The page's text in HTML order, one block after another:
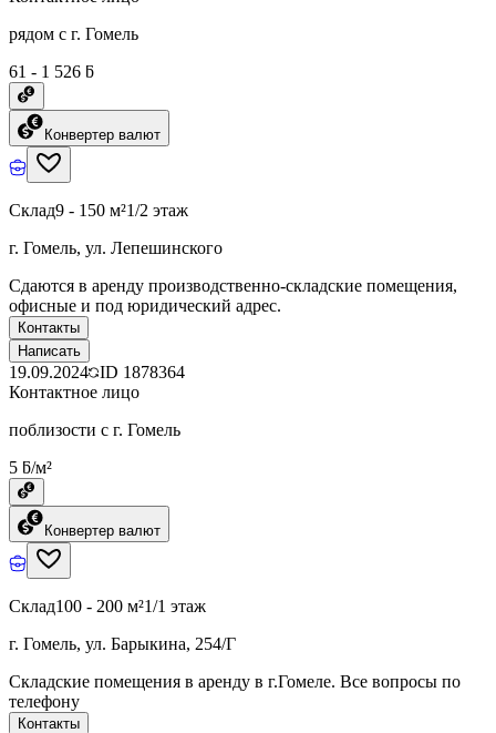
рядом с г. Гомель
61 - 1 526 ƃ
Конвертер валют
Склад9 - 150 м²1/2 этаж
г. Гомель, ул. Лепешинского
Сдаются в аренду производственно-складские помещения,
офисные и под юридический адрес.
Контакты
Написать
19.09.2024 ID 1878364
Контактное лицо
поблизости с г. Гомель
5 ƃ/м²
Конвертер валют
Склад100 - 200 м²1/1 этаж
г. Гомель, ул. Барыкина, 254/Г
Складские помещения в аренду в г.Гомеле. Все вопросы по
телефону
Контакты